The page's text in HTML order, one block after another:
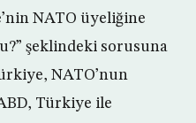
NATO üyeliğine
şeklindeki sorusuna
NATO’nun
Türkiye ile